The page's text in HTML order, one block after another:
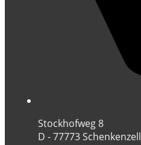
Stockhofweg 8
D - 77773 Schenkenzell